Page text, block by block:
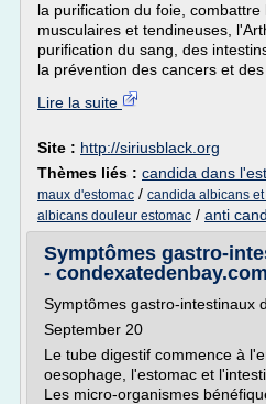
la purification du foie, combattre
musculaires et tendineuses,
purification du sang, des
la prévention des cancers et
Lire la suite
Site : http://siriusblack.org
Thèmes liés : candida dans
maux d'estomac / candida albicans
albicans douleur estomac / anti
Symptômes gastro-
- condexatedenbay.com
Symptômes gastro-intestinaux
September 20
Le tube digestif commence à
oesophage, l'estomac et
Les micro-organismes